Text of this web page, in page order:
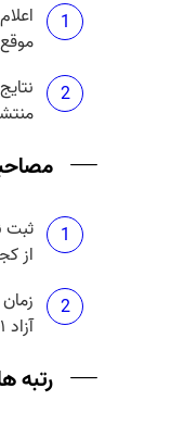
1
2
1
از
2
آزاد ۱۴۰۱ چه موقع است؟
رتبه